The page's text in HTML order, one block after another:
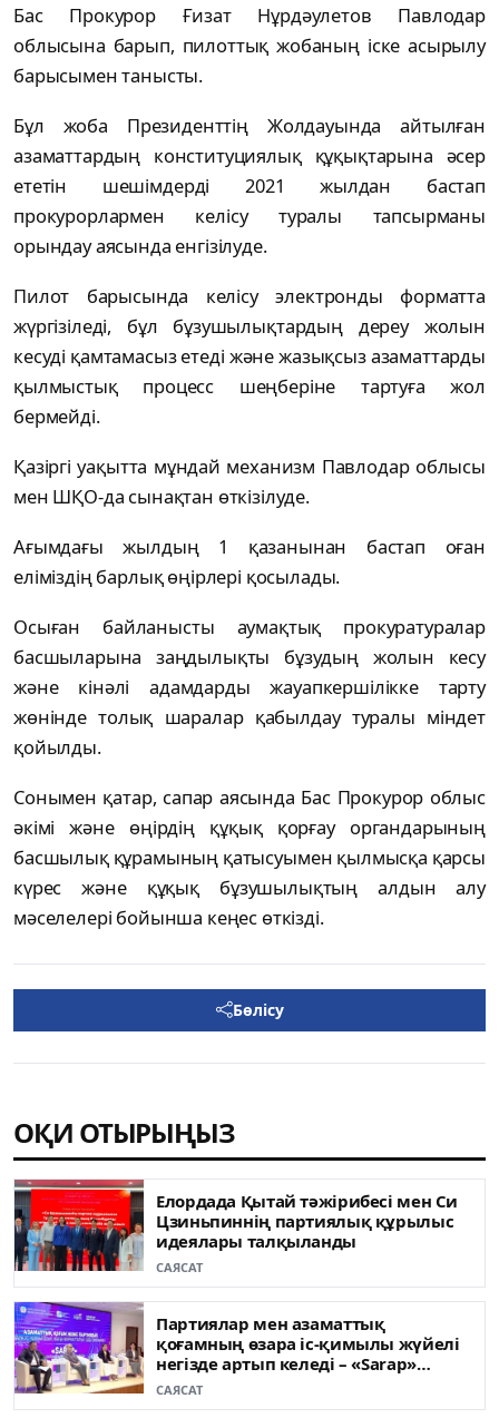
Бас Прокурор Ғизат Нұрдәулетов Павлодар
облысына барып, пилоттық жобаның іске асырылу
барысымен танысты.
Бұл жоба Президенттің Жолдауында айтылған
азаматтардың конституциялық құқықтарына әсер
ететін шешімдерді 2021 жылдан бастап
прокурорлармен келісу туралы тапсырманы
орындау аясында енгізілуде.
Пилот барысында келісу электронды форматта
жүргізіледі, бұл бұзушылықтардың дереу жолын
кесуді қамтамасыз етеді және жазықсыз азаматтарды
қылмыстық процесс шеңберіне тартуға жол
бермейді.
Қазіргі уақытта мұндай механизм Павлодар облысы
мен ШҚО-да сынақтан өткізілуде.
Ағымдағы жылдың 1 қазанынан бастап оған
еліміздің барлық өңірлері қосылады.
Осыған байланысты аумақтық прокуратуралар
басшыларына заңдылықты бұзудың жолын кесу
және кінәлі адамдарды жауапкершілікке тарту
жөнінде толық шаралар қабылдау туралы міндет
қойылды.
Сонымен қатар, сапар аясында Бас Прокурор облыс
әкімі және өңірдің құқық қорғау органдарының
басшылық құрамының қатысуымен қылмысқа қарсы
күрес және құқық бұзушылықтың алдын алу
мәселелері бойынша кеңес өткізді.
Бөлісу
ОҚИ ОТЫРЫҢЫЗ
Елордада Қытай тәжірибесі мен Си
Цзиньпиннің партиялық құрылыс
идеялары талқыланды
САЯСАТ
Партиялар мен азаматтық
қоғамның өзара іс-қимылы жүйелі
негізде артып келеді – «Sarap»
клубының сарапшылары
САЯСАТ